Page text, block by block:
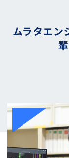
ムラタエン